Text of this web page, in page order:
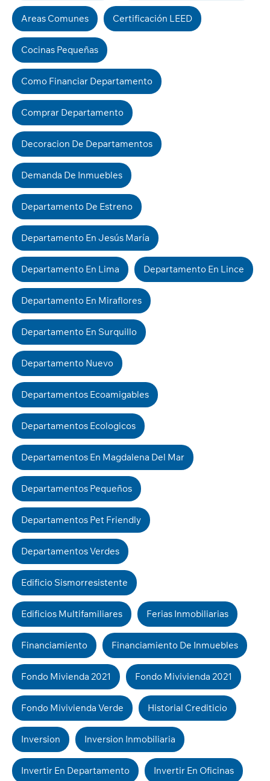
Areas Comunes Certificación LEED
Cocinas Pequeñas
Como Financiar Departamento
Comprar Departamento
Decoracion De Departamentos
Demanda De Inmuebles
Departamento De Estreno
Departamento En Jesús María
Departamento En Lima Departamento En Lince
Departamento En Miraflores
Departamento En Surquillo
Departamento Nuevo
Departamentos Ecoamigables
Departamentos Ecologicos
Departamentos En Magdalena Del Mar
Departamentos Pequeños
Departamentos Pet Friendly
Departamentos Verdes
Edificio Sismorresistente
Edificios Multifamiliares Ferias Inmobiliarias
Financiamiento Financiamiento De Inmuebles
Fondo Mivienda 2021 Fondo Mivivienda 2021
Fondo Mivivienda Verde Historial Crediticio
Inversion Inversion Inmobiliaria
Invertir En Departamento Invertir En Oficinas